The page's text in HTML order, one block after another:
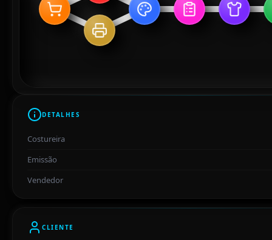
DETALHES
Costureira
Emissão
Vendedor
CLIENTE